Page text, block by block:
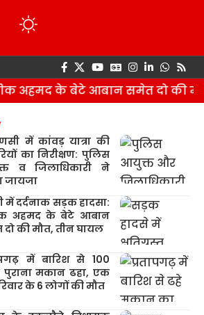
अहमद के बेटे आबान समेत दो की मौत,
में कांवड़ यात्रा की
का निरीक्षण: पुलिस
व जिलाधिकारी ने
जायजा
में दर्दनाक सड़क हादसा:
अहमद के बेटे आबान
की मौत, तीन घायल
में बारिश से 100
मकान ढहा, एक
के 6 लोगों की मौत